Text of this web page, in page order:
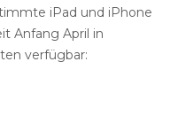
iPad und iPhone
Anfang April in
verfügbar: